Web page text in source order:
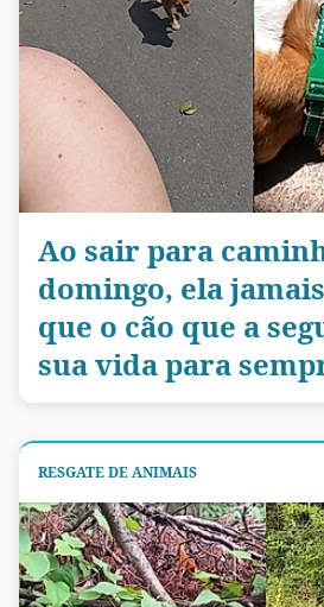
Ao sair para
domingo, ela
que o cão que a
sua vida para
RESGATE DE ANIMAIS